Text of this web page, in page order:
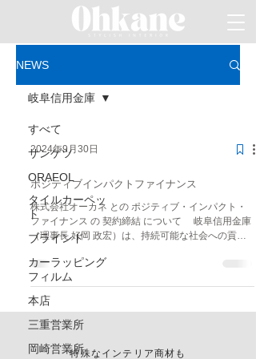
NEWS
すべて
サンゲツ
ORAFOL
タイルカーペッ
ト
ブラインド
カーラッピング
フィルム
本店
三重営業所
岡崎営業所
岐阜信用金庫
2024年9月30日
ポジティブインパクトファイナンス
株式会社オーカネ との ポジティブ・インパクト・
ファイナンス の 契約締結 について 岐阜信用金庫
（理事長 好岡 政宏）は、持続可能な社会への貢献
役 中村 司）と、「ポジティブ・インパクト・ファ
イナンス」...
特殊なインテリア商材も